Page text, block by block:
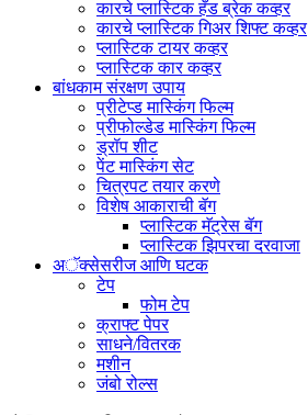
कारचे प्लास्टिक हँड ब्रेक कव्हर
कारचे प्लास्टिक गिअर शिफ्ट कव्हर
प्लास्टिक टायर कव्हर
प्लास्टिक कार कव्हर
बांधकाम संरक्षण उपाय
प्रीटेप्ड मास्किंग फिल्म
प्रीफोल्डेड मास्किंग फिल्म
ड्रॉप शीट
पेंट मास्किंग सेट
चित्रपट तयार करणे
विशेष आकाराची बॅग
प्लास्टिक मॅट्रेस बॅग
प्लास्टिक झिपरचा दरवाजा
अॅक्सेसरीज आणि घटक
टेप
फोम टेप
क्राफ्ट पेपर
साधने/वितरक
मशीन
जंबो रोल्स